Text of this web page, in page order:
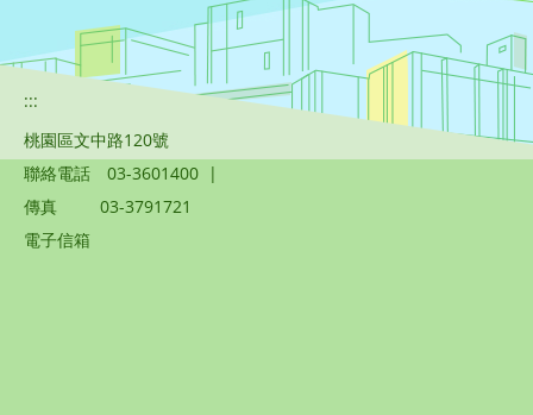
:::
桃園區文中路120號
聯絡電話
03-3601400 |
傳真
03-3791721
電子信箱